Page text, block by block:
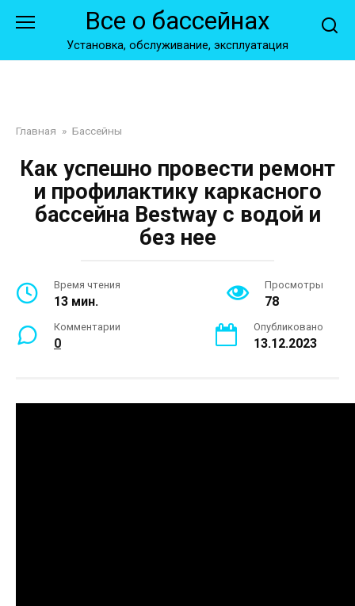
Все о бассейнах
Установка, обслуживание, эксплуатация
Главная » Бассейны
Как успешно провести ремонт
и профилактику каркасного
бассейна Bestway с водой и
без нее
Время чтения
13 мин.
Просмотры
78
Комментарии
0
Опубликовано
13.12.2023